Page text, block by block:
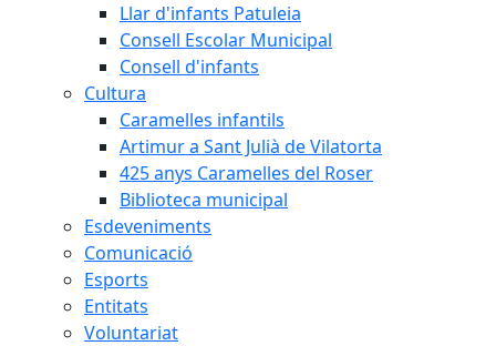
Llar d'infants Patuleia
Consell Escolar Municipal
Consell d'infants
Cultura
Caramelles infantils
Artimur a Sant Julià de Vilatorta
425 anys Caramelles del Roser
Biblioteca municipal
Esdeveniments
Comunicació
Esports
Entitats
Voluntariat